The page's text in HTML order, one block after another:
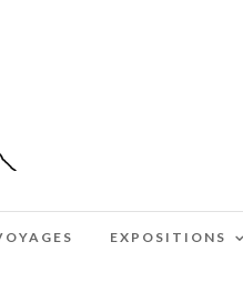
EXPOSITIONS